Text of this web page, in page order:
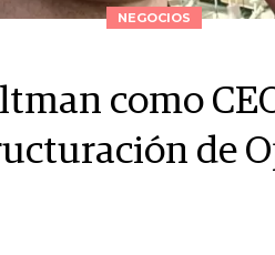
NEGOCIOS
como
de